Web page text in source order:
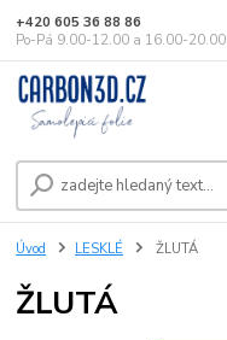
+420 605 36 88 86
Po-Pá 9.00-12.00 a 16.00-20.00
Úvod LESKLÉ ŽLUTÁ
ŽLUTÁ